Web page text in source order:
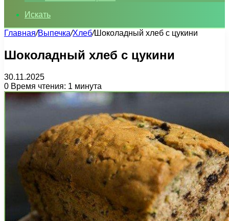
Искать
Главная/Выпечка/Хлеб/Шоколадный хлеб с цукини
Шоколадный хлеб с цукини
30.11.2025
0 Время чтения: 1 минута